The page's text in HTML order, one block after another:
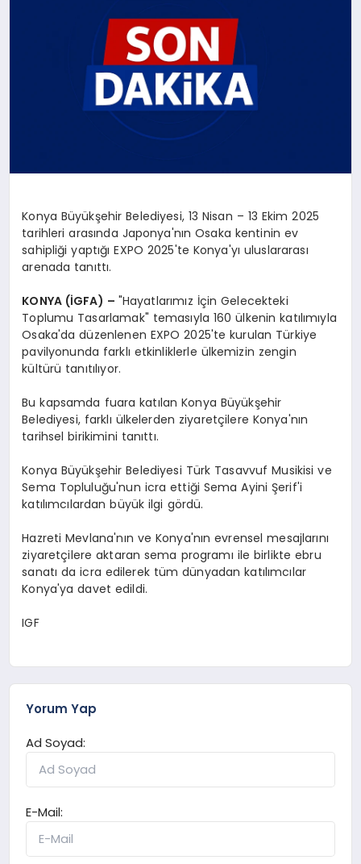
Konya Büyükşehir Belediyesi, 13 Nisan – 13 Ekim 2025
tarihleri arasında Japonya'nın Osaka kentinin ev
sahipliği yaptığı EXPO 2025'te Konya'yı uluslararası
arenada tanıttı.
KONYA (İGFA) – "Hayatlarımız İçin Gelecekteki
Toplumu Tasarlamak" temasıyla 160 ülkenin katılımıyla
Osaka'da düzenlenen EXPO 2025'te kurulan Türkiye
pavilyonunda farklı etkinliklerle ülkemizin zengin
kültürü tanıtılıyor.
Bu kapsamda fuara katılan Konya Büyükşehir
Belediyesi, farklı ülkelerden ziyaretçilere Konya'nın
tarihsel birikimini tanıttı.
Konya Büyükşehir Belediyesi Türk Tasavvuf Musikisi ve
Sema Topluluğu'nun icra ettiği Sema Ayini Şerif'i
katılımcılardan büyük ilgi gördü.
Hazreti Mevlana'nın ve Konya'nın evrensel mesajlarını
ziyaretçilere aktaran sema programı ile birlikte ebru
sanatı da icra edilerek tüm dünyadan katılımcılar
Konya'ya davet edildi.
IGF
Yorum Yap
Ad Soyad:
E-Mail: